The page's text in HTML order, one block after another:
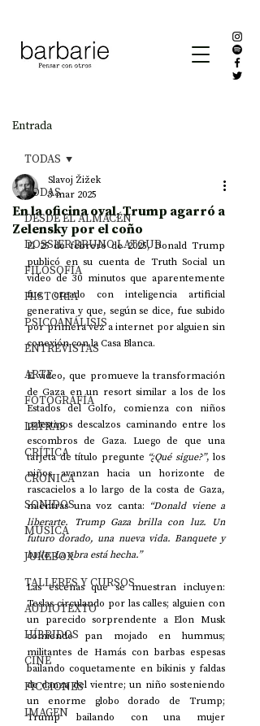
Entrada
TODAS
DESDE EL ALMACÉN
DOSSIER BRUNO LATOUR
FILOSOFÍA
HISTORIA
PSICOANÁLISIS
ENTREVISTAS
ARTE
FOTOGRAFÍA
LETRAS
CRÍTICA
CRÓNICA
SONIDOS
MÚSICA
JUKEBOX
TALLERES Y CURSOS
AUDIOTEXTO
HÍBRIDOS
CINE
FICCIONES
IMAGEN
TODAS
En la oficina oval, Trump agarró a
Zelensky por el coño
Slavoj Žižek
3 mar 2025
El 25 de febrero de 2025, Donald Trump
publicó en su cuenta de Truth Social un
video de 30 minutos que aparentemente
fue creado con inteligencia artificial
generativa y que, según se dice, fue subido
por primera vez a internet por alguien sin
conexión con la Casa Blanca.
El video, que promueve la transformación
de Gaza en un resort similar a los de los
Estados del Golfo, comienza con niños
palestinos descalzos caminando entre los
escombros de Gaza. Luego de que una
tarjeta de título pregunte “¿Qué sigue?”, los
niños avanzan hacia un horizonte de
rascacielos a lo largo de la costa de Gaza,
mientras una voz canta: “Donald viene a
liberarte. Trump Gaza brilla con luz. Un
futuro dorado, una nueva vida. Banquete y
baile. La obra está hecha.”
Las escenas que se muestran incluyen:
Teslas circulando por las calles; alguien con
un parecido sorprendente a Elon Musk
comiendo pan mojado en hummus;
militantes de Hamás con barbas espesas
bailando coquetamente en bikinis y faldas
de danza del vientre; un niño sosteniendo
un enorme globo dorado de Trump;
Trump bailando con una mujer